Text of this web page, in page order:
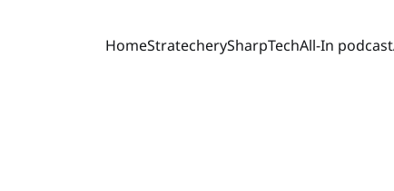
HomeStratecherySharpTechAll-In podcast